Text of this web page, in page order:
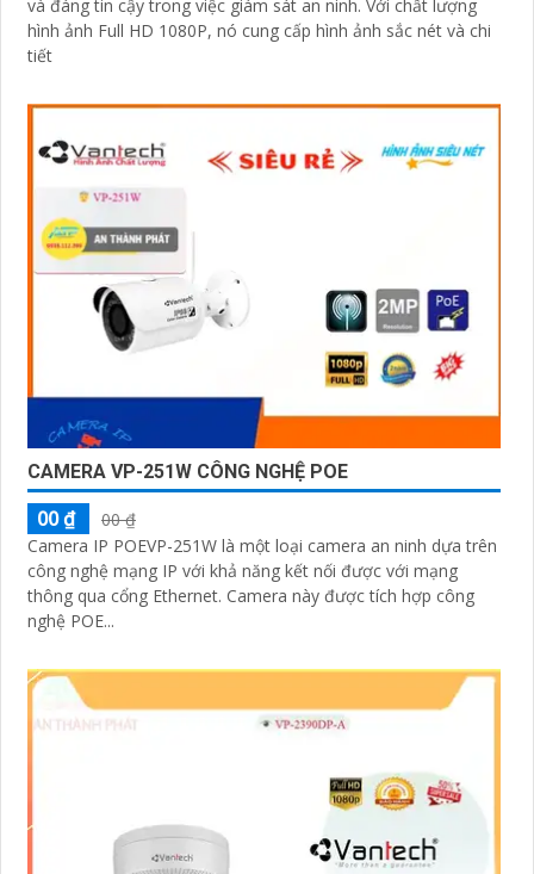
và đáng tin cậy trong việc giám sát an ninh. Với chất lượng
hình ảnh Full HD 1080P, nó cung cấp hình ảnh sắc nét và chi
tiết
CAMERA VP-251W CÔNG NGHỆ POE
00 ₫
00 ₫
Camera IP POEVP-251W là một loại camera an ninh dựa trên
công nghệ mạng IP với khả năng kết nối được với mạng
thông qua cổng Ethernet. Camera này được tích hợp công
nghệ POE...